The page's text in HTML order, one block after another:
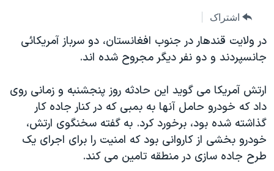
جهش
جستجوویژه برنامه‌ها
فرهنگ و زندگی
حقوق شهروندی
اقتصادی
علم و فناوری
مستندها
انتخابات ریاست جمهوری آمریکا ۲۰۲۴
حمله جمهوری اسلامی به اسرائیل
رمز مهسا
فرکانس‌های صدای آمریکا
یادگیری زبان انگلیسی
دنبال کنید
اشتراک
در ولایت قندهار در جنوب افغانستان، دو سرباز آمريکائی
جانسپردند و دو نفر ديگر مجروح شده اند.
ارتش آمريکا می گويد این حادثه روز پنجشنبه و زمانی روی
داد که خودرو حامل آنها به بمبی که در کنار جاده کار
گذاشته شده بود، برخورد کرد. به گفته سخنگوی ارتش،
خودرو بخشی از کاروانی بود که امنیت را برای اجرای یک
طرح جاده سازی در منطقه تامین می کند.